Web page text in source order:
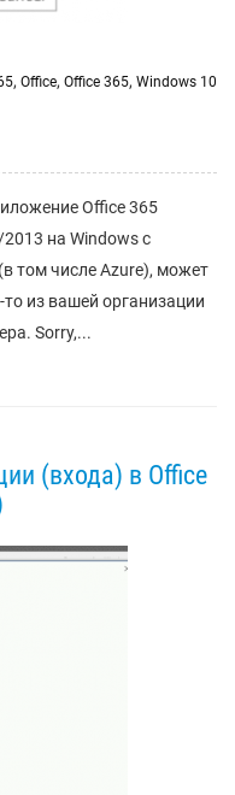
, Office, Office 365, Windows 10
Office 365
на Windows с
том числе Azure), может
из вашей организации
Sorry,...
(входа) в Office